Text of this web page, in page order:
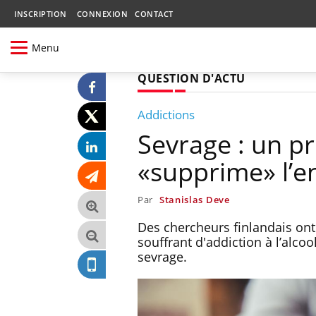
INSCRIPTION CONNEXION CONTACT
Menu
QUESTION D'ACTU
Addictions
Sevrage : un
«supprime»
Par Stanislas Deve
Des chercheurs finlandais
souffrant d'addiction à
sevrage.